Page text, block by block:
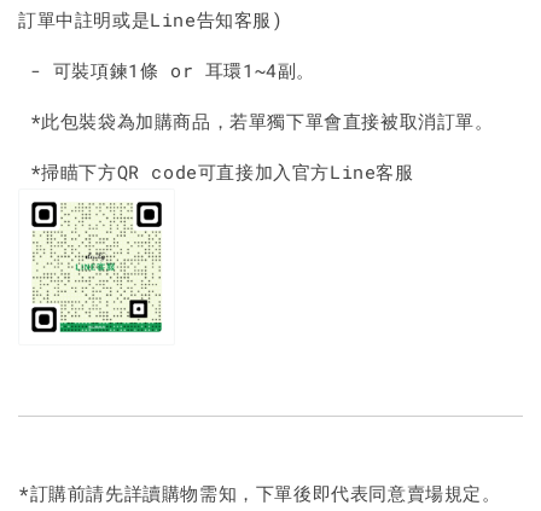
訂單中註明或是Line告知客服)
- 可裝項鍊1條 or 耳環1~4副。
*此包裝袋為加購商品，若單獨下單會直接被取消訂單。
*掃瞄下方QR code可直接加入官方Line客服
*訂購前請先詳讀購物需知，下單後即代表同意賣場規定。